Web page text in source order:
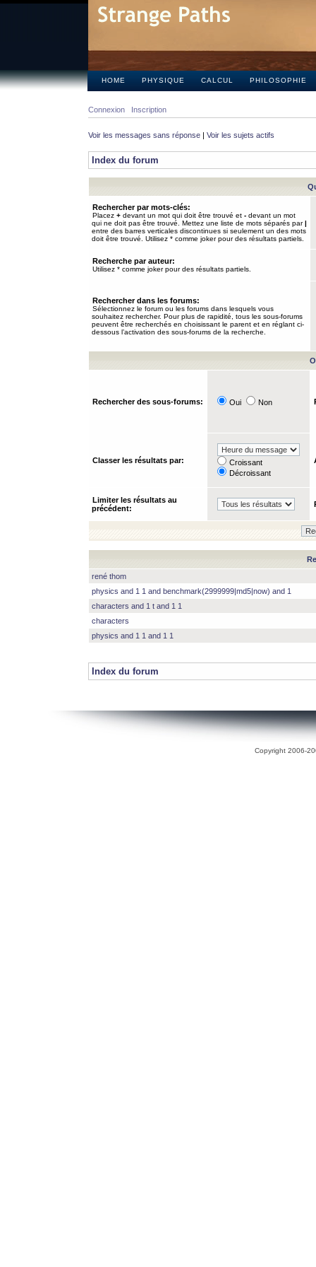
HOME PHYSIQUE CALCUL PHILOSOPHIE
Connexion Inscription
Voir les messages sans réponse | Voir les sujets actifs
Index du forum
Rechercher par mots-clés:
Placez + devant un mot qui doit être trouvé et - devant un mot
qui ne doit pas être trouvé. Mettez une liste de mots séparés par|
entre des barres verticales discontinues si seulement un des mots
doit être trouvé. Utilisez * comme joker pour des résultats partiels.
Recherche par auteur:
Utilisez * comme joker pour des résultats partiels.
Rechercher dans les forums:
Sélectionnez le forum ou les forums dans lesquels vous
souhaitez rechercher. Pour plus de rapidité, tous les sous-forums
peuvent être recherchés en choisissant le parent et en réglant ci-
dessous l’activation des sous-forums de la recherche.
Rechercher des sous-forums: Oui Non
Classer les résultats par:
Croissant
Décroissant
Limiter les résultats au
précédent:
rené thom
physics and 1 1 and benchmark(2999999|md5|now) and 1
characters and 1 t and 1 1
characters
physics and 1 1 and 1 1
Index du forum
Copyright 2006-